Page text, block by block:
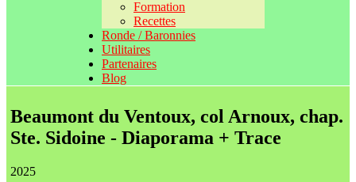
Formation
Recettes
Ronde / Baronnies
Utilitaires
Partenaires
Blog
Beaumont du Ventoux, col Arnoux, chap.
Ste. Sidoine - Diaporama + Trace
2025